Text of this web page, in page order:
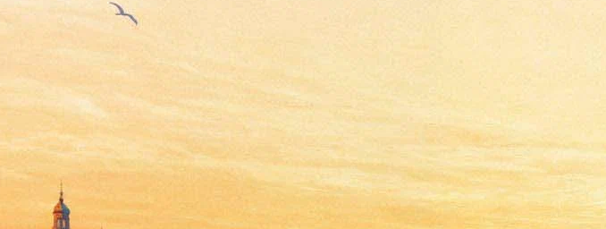
лекции
книги
На Большой Конюшенной откроется новое
19 сентября 2017,